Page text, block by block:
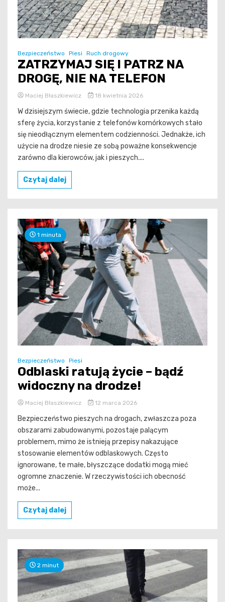
Bezpieczeństwo Piesi Ruch drogowy
ZATRZYMAJ SIĘ I PATRZ NA
DROGĘ, NIE NA TELEFON
Maciej Błaszkiewicz 18 kwietnia 2026
W dzisiejszym świecie, gdzie technologia przenika każdą
sferę życia, korzystanie z telefonów komórkowych stało
się nieodłącznym elementem codzienności. Jednakże, ich
użycie na drodze niesie ze sobą poważne konsekwencje
zarówno dla kierowców, jak i pieszych....
Czytaj dalej
1 minuta
Bezpieczeństwo Piesi
Odblaski ratują życie – bądź
widoczny na drodze!
Maciej Błaszkiewicz 12 marca 2026
Bezpieczeństwo pieszych na drogach, zwłaszcza poza
obszarami zabudowanymi, pozostaje palącym
problemem, mimo że istnieją przepisy nakazujące
stosowanie elementów odblaskowych. Często
ignorowane, te małe, błyszczące dodatki mogą mieć
ogromne znaczenie. W rzeczywistości ich obecność
może...
Czytaj dalej
2 minut